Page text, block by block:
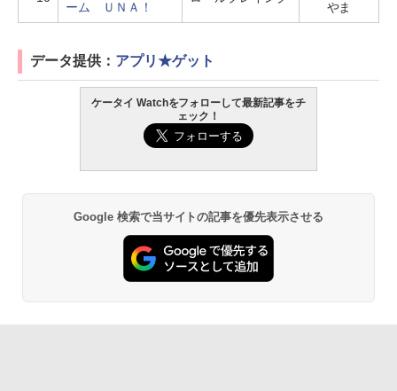
ーム ＵＮＡ！ やま
データ提供： アプリ★ゲット
ケータイ Watchをフォローして最新記事をチ
ェック！
Google 検索で当サイトの記事を優先表示させる